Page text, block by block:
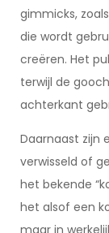
gimmicks,
die wordt
creëren. Het
terwijl de
achterkant
Daarnaast zijn
verwisseld of
het bekende
het alsof een
maar in